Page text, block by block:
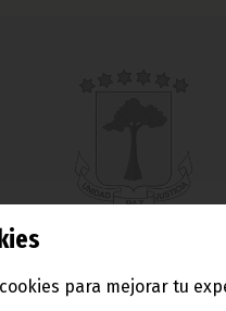
para mejorar tu